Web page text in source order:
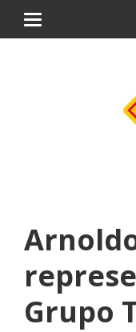
Grupo